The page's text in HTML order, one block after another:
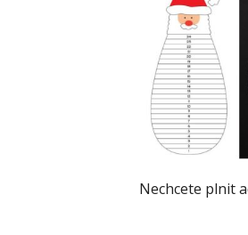
Nechcete plnit